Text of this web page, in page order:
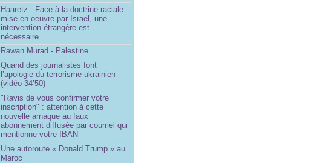
Haaretz : Face à la doctrine raciale
mise en oeuvre par Israël, une
intervention étrangère est
nécessaire
Rawan Murad - Palestine
Quand des journalistes font
l’apologie du terrorisme ukrainien
(vidéo 34’50)
"Ravis de vous confirmer votre
inscription" : attention à cette
nouvelle arnaque au faux
abonnement diffusée par courriel qui
mentionne votre IBAN
Une autoroute « Donald Trump » au
Maroc